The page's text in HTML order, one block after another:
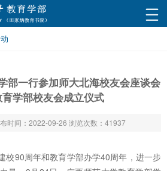
部一行参加师大北海校友会座谈会
学部校友会成立仪式
时间：2022-09-26 浏览次数： 41937
校90周年和教育学部办学40周年，进一步